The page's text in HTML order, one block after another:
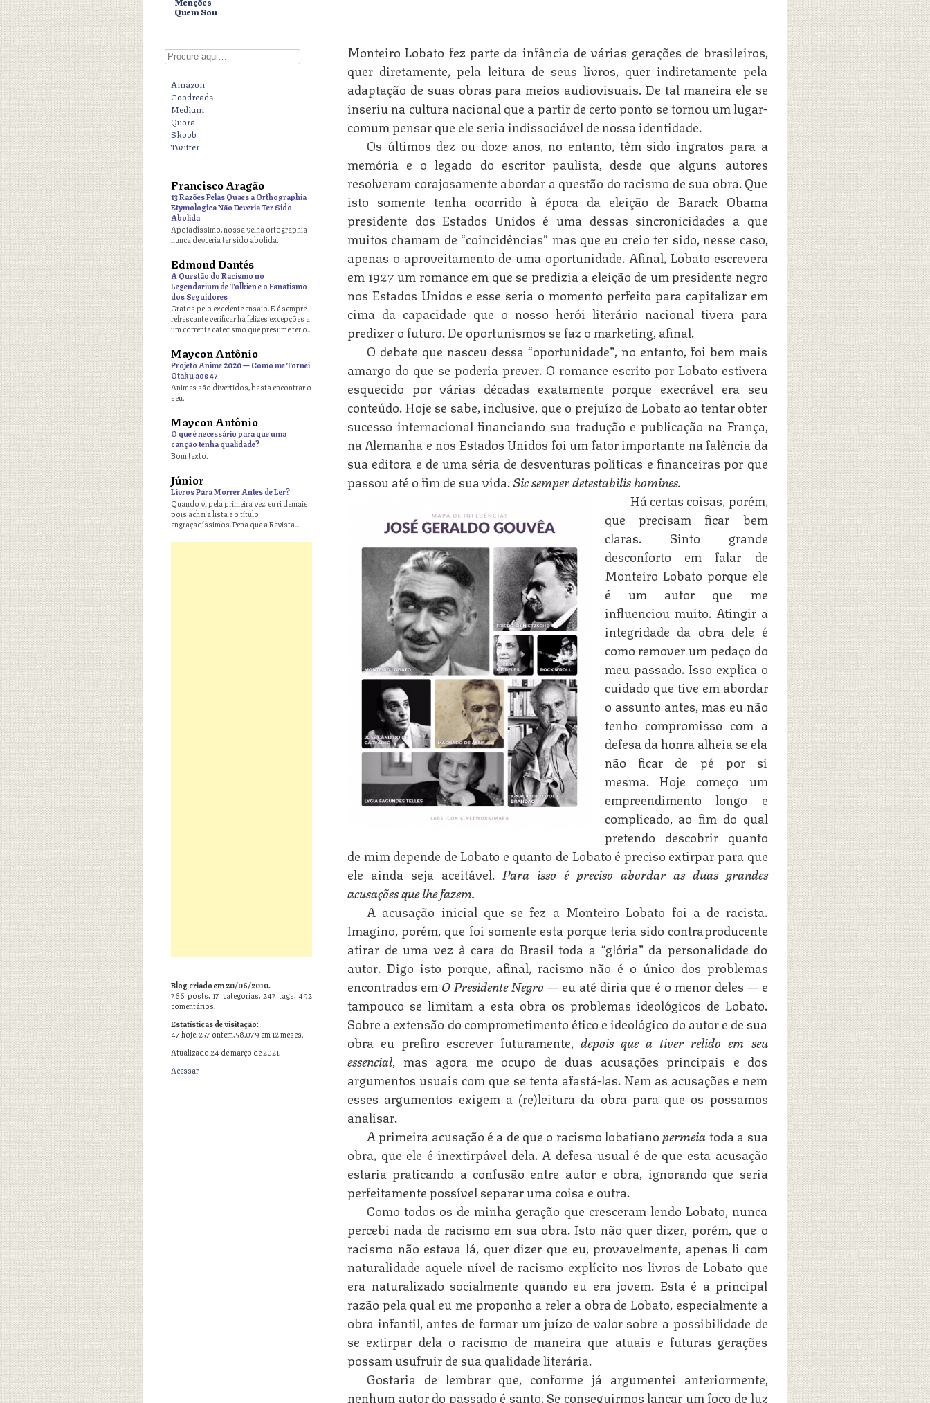
Quem Sou
Monteiro Lobato fez parte da infância de várias gerações de brasileiros,
quer diretamente, pela leitura de seus livros, quer indiretamente pela
adaptação de suas obras para meios audiovisuais. De tal maneira ele se
inseriu na cultura nacional que a partir de certo ponto se tornou um lugar-
comum pensar que ele seria indissociável de nossa identidade.
Os últimos dez ou doze anos, no entanto, têm sido ingratos para a
memória e o legado do escritor paulista, desde que alguns autores
resolveram corajosamente abordar a questão do racismo de sua obra. Que
isto somente tenha ocorrido à época da eleição de Barack Obama
presidente dos Estados Unidos é uma dessas sincronicidades a que
muitos chamam de “coincidências” mas que eu creio ter sido, nesse caso,
apenas o aproveitamento de uma oportunidade. Afinal, Lobato escrevera
em 1927 um romance em que se predizia a eleição de um presidente negro
nos Estados Unidos e esse seria o momento perfeito para capitalizar em
cima da capacidade que o nosso herói literário nacional tivera para
predizer o futuro. De oportunismos se faz o marketing, afinal.
O debate que nasceu dessa “oportunidade”, no entanto, foi bem mais
amargo do que se poderia prever. O romance escrito por Lobato estivera
esquecido por várias décadas exatamente porque execrável era seu
conteúdo. Hoje se sabe, inclusive, que o prejuízo de Lobato ao tentar obter
sucesso internacional financiando sua tradução e publicação na França,
na Alemanha e nos Estados Unidos foi um fator importante na falência da
sua editora e de uma séria de desventuras políticas e financeiras por que
passou até o fim de sua vida.Sic semper detestabilis homines.
Há certas coisas, porém,
que precisam ficar bem
claras. Sinto grande
desconforto em falar de
Monteiro Lobato porque ele
é um autor que me
influenciou muito. Atingir a
integridade da obra dele é
como remover um pedaço do
meu passado. Isso explica o
cuidado que tive em abordar
o assunto antes, mas eu não
tenho compromisso com a
defesa da honra alheia se ela
não ficar de pé por si
mesma. Hoje começo um
empreendimento longo e
complicado, ao fim do qual
pretendo descobrir quanto
de mim depende de Lobato e quanto de Lobato é preciso extirpar para que
ele ainda seja aceitável. Para isso é preciso abordar as duas grandes
acusações que lhe fazem.
A acusação inicial que se fez a Monteiro Lobato foi a de racista.
Imagino, porém, que foi somente esta porque teria sido contraproducente
atirar de uma vez à cara do Brasil toda a “glória” da personalidade do
autor. Digo isto porque, afinal, racismo não é o único dos problemas
encontrados em O Presidente Negro — eu até diria que é o menor deles — e
tampouco se limitam a esta obra os problemas ideológicos de Lobato.
Sobre a extensão do comprometimento ético e ideológico do autor e de sua
obra eu prefiro escrever futuramente,depois que a tiver relido em seu
essencial, mas agora me ocupo de duas acusações principais e dos
argumentos usuais com que se tenta afastá-las. Nem as acusações e nem
esses argumentos exigem a (re)leitura da obra para que os possamos
analisar.
A primeira acusação é a de que o racismo lobatiano permeiatoda a sua
obra, que ele é inextirpável dela. A defesa usual é de que esta acusação
estaria praticando a confusão entre autor e obra, ignorando que seria
perfeitamente possível separar uma coisa e outra.
Como todos os de minha geração que cresceram lendo Lobato, nunca
percebi nada de racismo em sua obra. Isto não quer dizer, porém, que o
racismo não estava lá, quer dizer que eu, provavelmente, apenas li com
naturalidade aquele nível de racismo explícito nos livros de Lobato que
era naturalizado socialmente quando eu era jovem. Esta é a principal
razão pela qual eu me proponho a reler a obra de Lobato, especialmente a
obra infantil, antes de formar um juízo de valor sobre a possibilidade de
se extirpar dela o racismo de maneira que atuais e futuras gerações
possam usufruir de sua qualidade literária.
Gostaria de lembrar que, conforme já argumentei anteriormente,
nenhum autor do passado é santo. Se conseguirmos lançar um foco de luz
Digite aqui
Amazon
Goodreads
Medium
Quora
Skoob
Twitter
Francisco Aragão
13 Razões Pelas Quaes a Orthographia
Etymologica Não Deveria Ter Sido
Abolida
Apoiadíssimo, nossa velha ortographia
nunca devceria ter sido abolida.
Edmond Dantés
A Questão do Racismo no
Legendarium de Tolkien e o Fanatismo
dos Seguidores
Gratos pelo excelente ensaio. E é sempre
refrescante verificar há felizes excepções a
um corrente catecismo que presume ter o...
Maycon Antônio
Projeto Anime 2020 — Como me Tornei
Otaku aos 47
Animes são divertidos, basta encontrar o
seu.
Maycon Antônio
O que é necessário para que uma
canção tenha qualidade?
Bom texto.
Júnior
Livros Para Morrer Antes de Ler?
Quando vi pela primeira vez, eu ri demais
pois achei a lista e o título
engraçadíssimos. Pena que a Revista...
Blog criado em 20/06/2010.
766 posts, 17 categorias, 247 tags, 492
comentários.
Estatísticas de visitação:
47 hoje, 257 ontem, 58.079 em 12 meses.
Atualizado 24 de março de 2021.
Acessar